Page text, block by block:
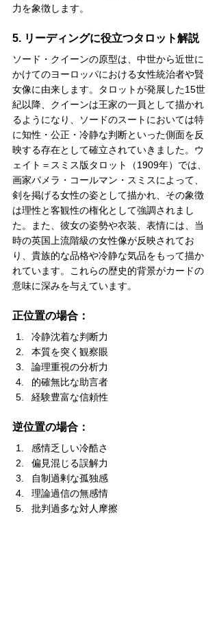
力を象徴します。
5. リーディングに役立つタロット解説
ソード・クイーンの原型は、中世から近世に
かけてのヨーロッパにおける女性統治者や賢
女像に由来します。タロットが発展した15世
紀以降、クイーンは王家の一員として描かれ
るようになり、ソードのスートにおいては特
に知性・公正・冷静な判断といった側面を反
映する存在として確立されていきました。ウ
ェイト＝スミス版タロット（1909年）では、
画家パメラ・コールマン・スミスによって、
剣を掲げる女性の姿として描かれ、その象徴
は理性と客観性の権化として強調されまし
た。また、彼女の姿勢や衣装、表情には、当
時の英国上流階級の女性像が反映されてお
り、貴族的な品格や冷静な気品をもって描か
れています。これらの歴史的背景がカードの
意味に深みを与えています。
正位置の場合：
冷静沈着な判断力
本質を突く観察眼
論理重視の分析力
的確無比な助言者
経験豊富な信頼性
逆位置の場合：
感情乏しい冷酷さ
偏見混じる誤解力
自制過剰な孤独感
理論過信の無感情
批判過多な対人摩擦